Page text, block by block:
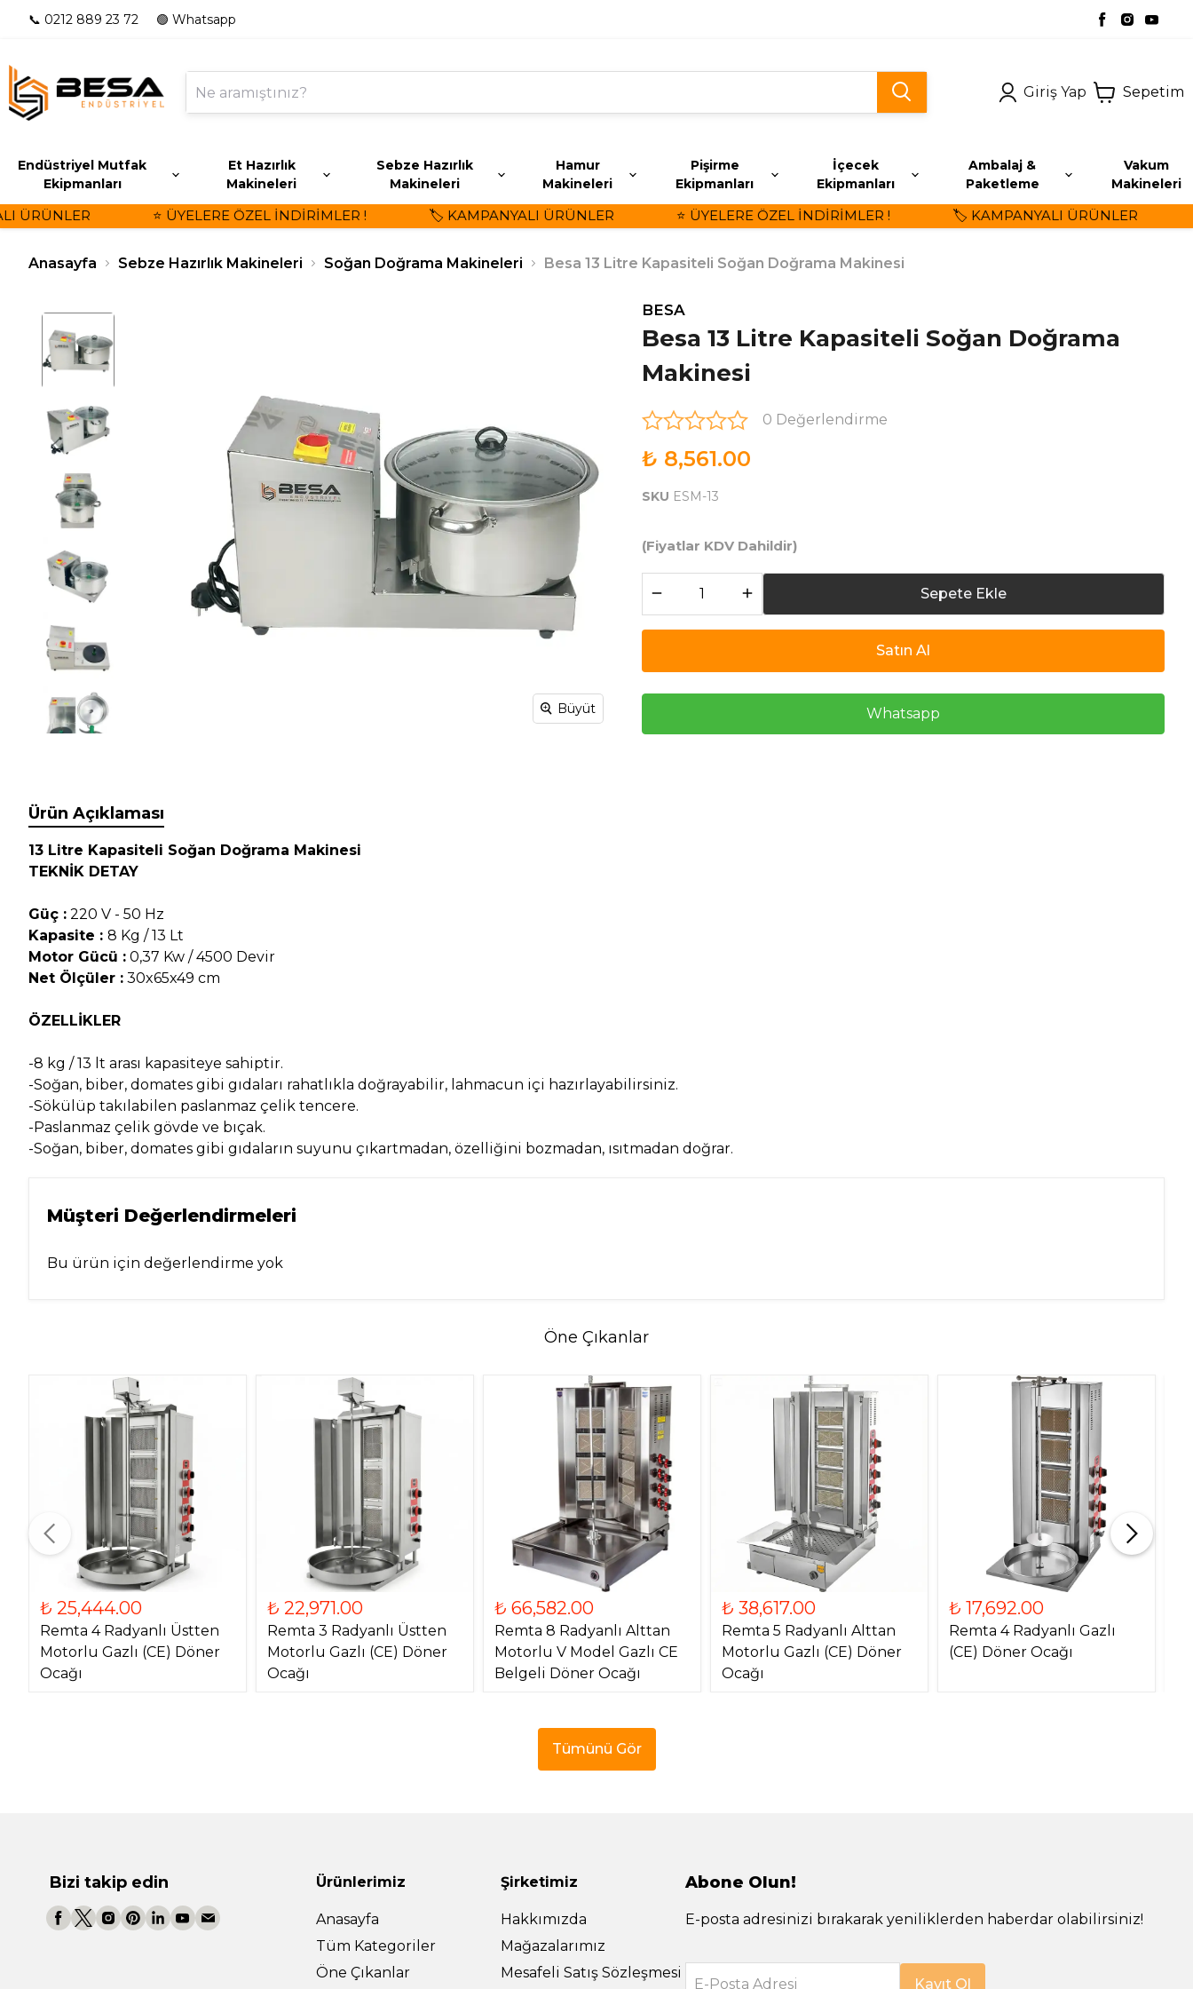
📞 0212 889 23 72 🟢 Whatsapp
Giriş Yap Sepetim
Endüstriyel Mutfak
Ekipmanları
Et Hazırlık
Makineleri
Sebze Hazırlık
Makineleri
Hamur
Makineleri
Pişirme
Ekipmanları
İçecek
Ekipmanları
Ambalaj &
Paketleme
Vakum
Makineleri
⭐ ÜYELERE ÖZEL İNDİRİMLER ! 🏷️ KAMPANYALI ÜRÜNLER ⭐ ÜYELERE ÖZEL İNDİRİMLER ! 🏷️ KAMPANYALI ÜRÜNLER
Anasayfa Sebze Hazırlık Makineleri Soğan Doğrama Makineleri Besa 13 Litre Kapasiteli Soğan Doğrama Makinesi
Büyüt
BESA
Besa 13 Litre Kapasiteli Soğan Doğrama
Makinesi
0 Değerlendirme
₺ 8,561.00
SKU ESM-13
(Fiyatlar KDV Dahildir)
Sepete Ekle
Satın Al
Whatsapp
Ürün Açıklaması
13 Litre Kapasiteli Soğan Doğrama Makinesi
TEKNİK DETAY
Güç : 220 V - 50 Hz
Kapasite : 8 Kg / 13 Lt
Motor Gücü : 0,37 Kw / 4500 Devir
Net Ölçüler : 30x65x49 cm
ÖZELLİKLER
-8 kg / 13 lt arası kapasiteye sahiptir.
-Soğan, biber, domates gibi gıdaları rahatlıkla doğrayabilir, lahmacun içi hazırlayabilirsiniz.
-Sökülüp takılabilen paslanmaz çelik tencere.
-Paslanmaz çelik gövde ve bıçak.
-Soğan, biber, domates gibi gıdaların suyunu çıkartmadan, özelliğini bozmadan, ısıtmadan doğrar.
Müşteri Değerlendirmeleri
Bu ürün için değerlendirme yok
Öne Çıkanlar
₺ 25,444.00
Remta 4 Radyanlı Üstten
Motorlu Gazlı (CE) Döner
Ocağı
₺ 22,971.00
Remta 3 Radyanlı Üstten
Motorlu Gazlı (CE) Döner
Ocağı
₺ 66,582.00
Remta 8 Radyanlı Alttan
Motorlu V Model Gazlı CE
Belgeli Döner Ocağı
₺ 38,617.00
Remta 5 Radyanlı Alttan
Motorlu Gazlı (CE) Döner
Ocağı
₺ 17,692.00
Remta 4 Radyanlı Gazlı
(CE) Döner Ocağı
Tümünü Gör
Bizi takip edin Ürünlerimiz
Anasayfa
Tüm Kategoriler
Öne Çıkanlar
Şirketimiz
Hakkımızda
Mağazalarımız
Mesafeli Satış Sözleşmesi
Abone Olun!
E-posta adresinizi bırakarak yeniliklerden haberdar olabilirsiniz!
E-Posta Adresi Kayıt Ol